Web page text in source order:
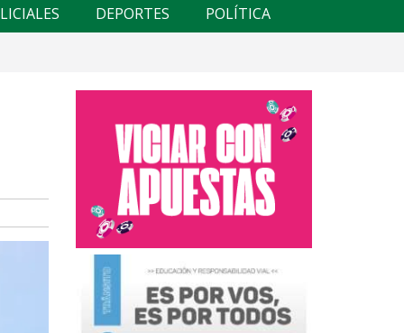
DEPORTES POLÍTICA